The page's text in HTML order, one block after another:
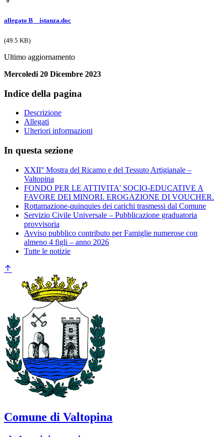
allegato B _ istanza.doc
(49.5 KB)
Ultimo aggiornamento
Mercoledi 20 Dicembre 2023
Indice della pagina
Descrizione
Allegati
Ulteriori informazioni
In questa sezione
XXII° Mostra del Ricamo e del Tessuto Artigianale –
Valtopina
FONDO PER LE ATTIVITA' SOCIO-EDUCATIVE A
FAVORE DEI MINORI. EROGAZIONE DI VOUCHER.
Rottamazione-quinquies dei carichi trasmessi dal Comune
Servizio Civile Universale – Pubblicazione graduatoria
provvisoria
Avviso pubblico contributo per Famiglie numerose con
almeno 4 figli – anno 2026
Tutte le notizie
Comune di Valtopina